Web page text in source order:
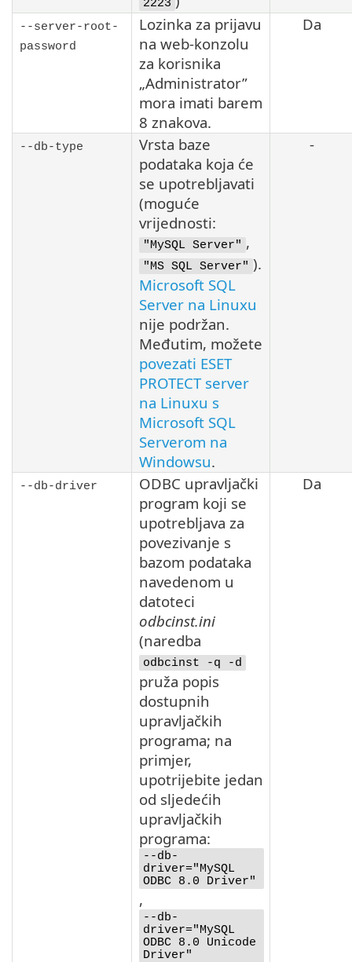
2223
--server-root-
password
Lozinka za prijavu
na web-konzolu
za korisnika
„Administrator”
mora imati barem
8 znakova.
Da
--db-type
Vrsta baze
podataka koja će
se upotrebljavati
(moguće
vrijednosti:
"MySQL Server" ,
"MS SQL Server" ).
Microsoft SQL
Server na Linuxu
nije podržan.
Međutim, možete
povezati ESET
PROTECT server
na Linuxu s
Microsoft SQL
Serverom na
Windowsu.
-
--db-driver
ODBC upravljački
program koji se
upotrebljava za
povezivanje s
bazom podataka
navedenom u
datoteci
odbcinst.ini
(naredba
odbcinst -q -d
pruža popis
dostupnih
upravljačkih
programa; na
primjer,
upotrijebite jedan
od sljedećih
upravljačkih
programa:
--db-
driver="MySQL
ODBC 8.0 Driver"
,
--db-
driver="MySQL
ODBC 8.0 Unicode
Driver"
Da